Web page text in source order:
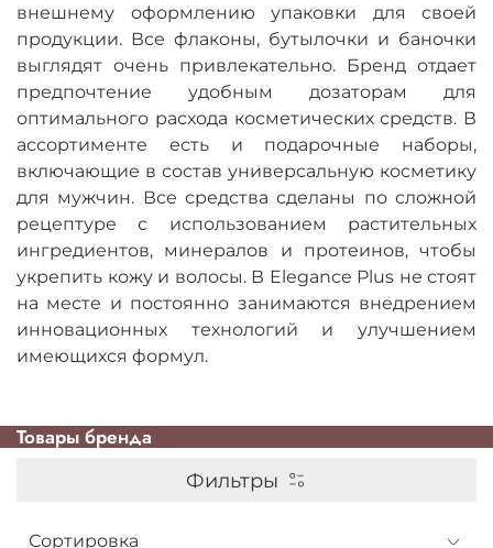
внешнему оформлению упаковки для своей
продукции. Все флаконы, бутылочки и баночки
выглядят очень привлекательно. Бренд отдает
предпочтение удобным дозаторам для
оптимального расхода косметических средств. В
ассортименте есть и подарочные наборы,
включающие в состав универсальную косметику
для мужчин. Все средства сделаны по сложной
рецептуре с использованием растительных
ингредиентов, минералов и протеинов, чтобы
укрепить кожу и волосы. В Elegance Plus не стоят
на месте и постоянно занимаются внедрением
инновационных технологий и улучшением
имеющихся формул.
Товары брендa
Фильтры